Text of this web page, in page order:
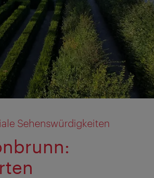
Sehenswürdigkeiten